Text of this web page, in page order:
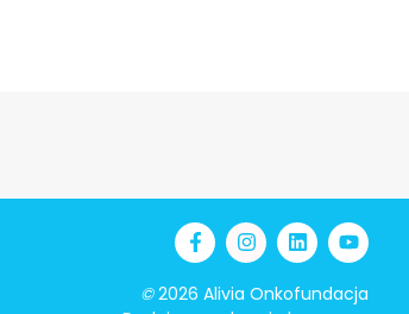
©2026 Alivia Onkofundacja